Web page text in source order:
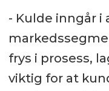
- Kulde inngår i
frys i prosess,
viktig for at